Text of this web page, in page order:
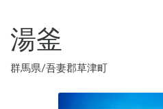
湯釜
群馬県/吾妻郡草津町